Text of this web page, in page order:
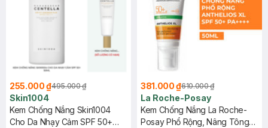
255.000 ₫495.000 ₫
Skin1004
Kem Chống Nắng Skin1004
Cho Da Nhạy Cảm SPF 50+
381.000 ₫610.000 ₫
La Roche-Posay
Kem Chống Nắng La Roche-
Posay Phổ Rộng, Nâng Tông